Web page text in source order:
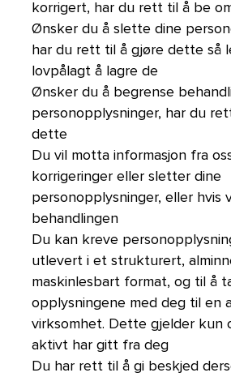
korrigert, har du rett til å be
Ønsker du å slette dine
har du rett til å gjøre dette så
lovpålagt å lagre de
Ønsker du å begrense
personopplysninger, har du
dette
Du vil motta informasjon fra
korrigeringer eller sletter dine
personopplysninger, eller hvis
behandlingen
Du kan kreve
utlevert i et strukturert,
maskinlesbart format, og til å
opplysningene med deg til en
virksomhet. Dette gjelder kun
aktivt har gitt fra deg
Du har rett til å gi beskjed